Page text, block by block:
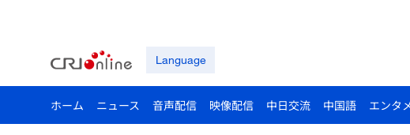
Language
ホーム ニュース 音声配信 映像配信 中日交流 中国語 エンタ